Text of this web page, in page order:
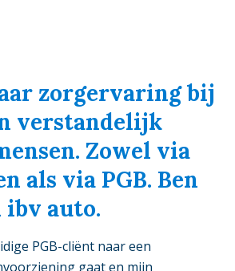
zorgervaring bij
verstandelijk
Zowel via
als via PGB. Ben
auto.
PGB-cliënt naar een
gaat en mijn